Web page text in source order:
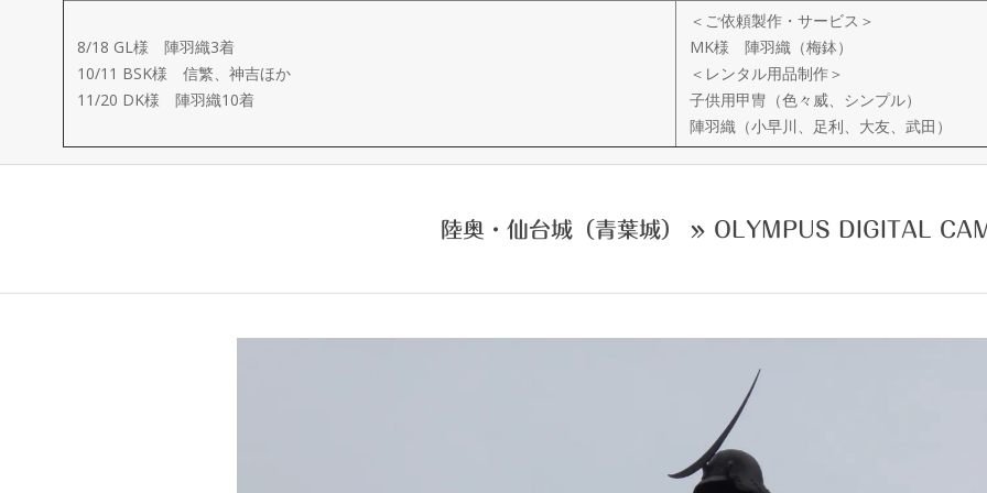
ー
メ
イ
製
8/18 GL様 陣羽織3着
10/11 BSK様 信繁、神吉ほか
11/20 DK様 陣羽織10着
＜ご依頼製作・サービス＞
MK様 陣羽織（梅鉢）
＜レンタル用品制作＞
子供用甲冑（色々威、シンプル）
陣羽織（小早川、足利、大友、武田）
陸奥・仙台城（青葉城） » OLYMPUS DIGITAL